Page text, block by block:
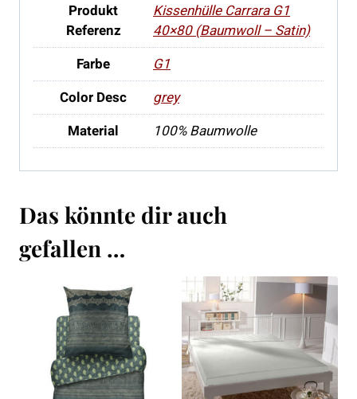
Produkt
Referenz
Kissenhülle Carrara G1
40×80 (Baumwoll – Satin)
Farbe
G1
Color Desc
grey
Material
100% Baumwolle
Das könnte dir auch
gefallen …